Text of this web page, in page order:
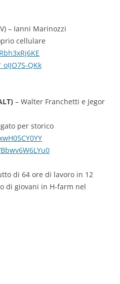
– Ianni Marinozzi
cellulare
QKk
– Walter Franchetti e Jegor
per storico
di 64 ore di lavoro in 12
di giovani in H-farm nel